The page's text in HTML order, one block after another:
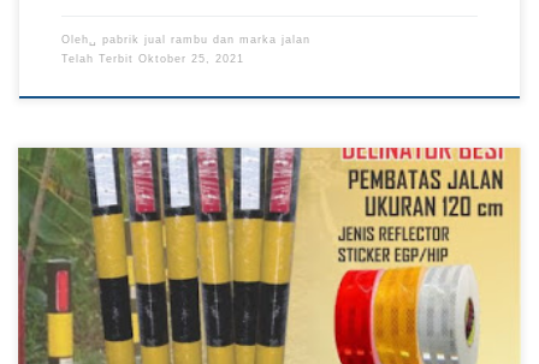
Oleh␣ pabrik jual rambu dan marka jalan
Telah Terbit Oktober 25, 2021